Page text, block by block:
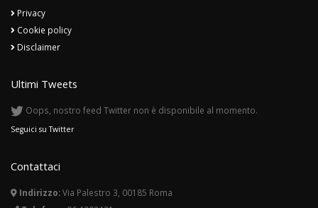
Privacy
Cookie policy
Disclaimer
Ultimi Tweets
Oops, nostro feed Twitter non è disponibile al momento.
Seguici su Twitter
Contattaci
Indirizzo:Via Palestro 3, 00185 Roma